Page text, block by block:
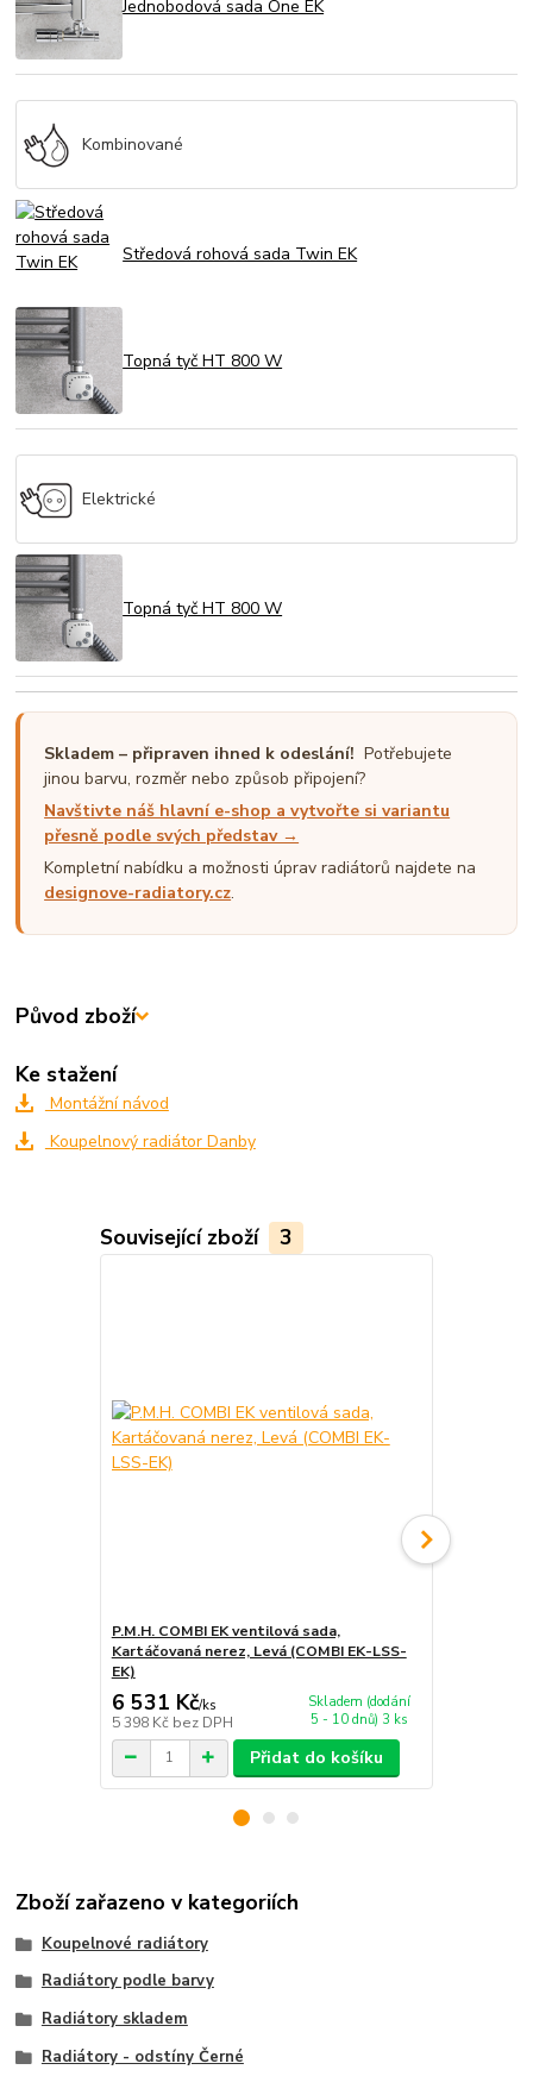
Jednobodová sada One EK
Kombinované
Středová rohová sada Twin EK
Topná tyč HT 800 W
Elektrické
Topná tyč HT 800 W
Skladem – připraven ihned k odeslání! Potřebujete
jinou barvu, rozměr nebo způsob připojení?
Navštivte náš hlavní e-shop a vytvořte si variantu
přesně podle svých představ →
Kompletní nabídku a možnosti úprav radiátorů najdete na
designove-radiatory.cz.
Původ zboží
Ke stažení
Montážní návod
Koupelnový radiátor Danby
Související zboží 3
P.M.H. COMBI EK ventilová sada,
Kartáčovaná nerez, Levá (COMBI EK-LSS-
EK)
6 531 Kč/ks
5 398 Kč bez DPH
Skladem (dodání
5 - 10 dnů) 3 ks
Přidat do košíku
Zboží zařazeno v kategoriích
Koupelnové radiátory
Radiátory podle barvy
Radiátory skladem
Radiátory - odstíny Černé